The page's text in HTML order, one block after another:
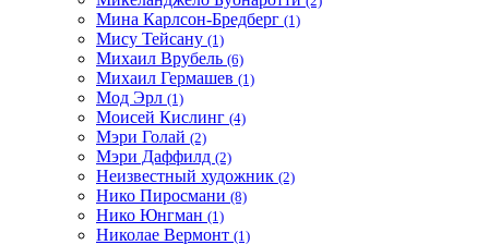
Мина Карлсон-Бредберг (1)
Мису Тейсану (1)
Михаил Врубель (6)
Михаил Гермашев (1)
Мод Эрл (1)
Моисей Кислинг (4)
Мэри Голай (2)
Мэри Даффилд (2)
Неизвестный художник (2)
Нико Пиросмани (8)
Нико Юнгман (1)
Николае Вермонт (1)